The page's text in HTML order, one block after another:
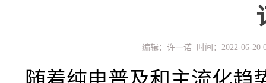
编辑：许一诺 时间：2022-06-